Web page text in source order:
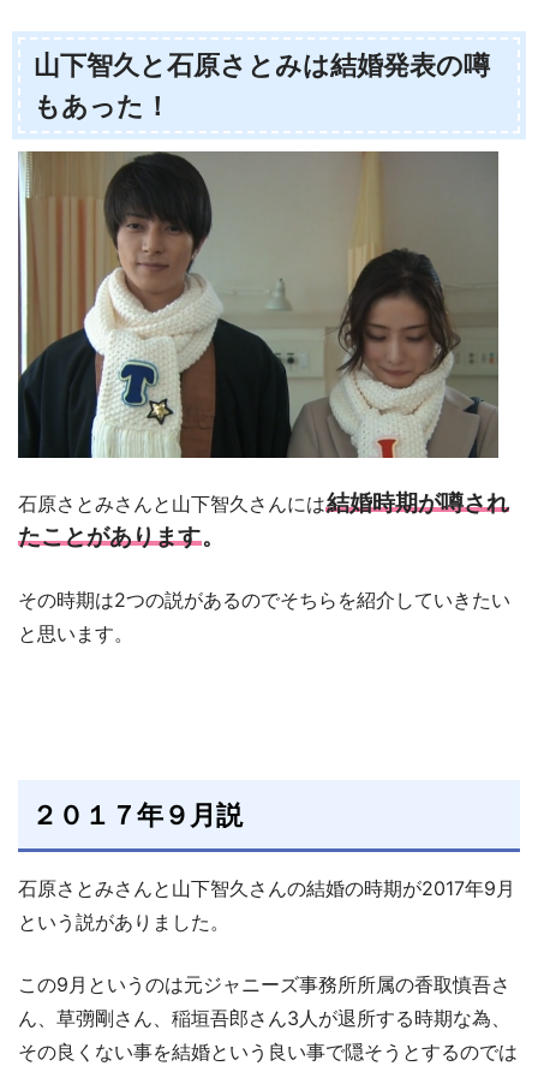
山下智久と石原さとみは結婚発表の噂
もあった！
石原さとみさんと山下智久さんには結婚時期が噂され
たことがあります。
その時期は2つの説があるのでそちらを紹介していきたい
と思います。
２０１７年９月説
石原さとみさんと山下智久さんの結婚の時期が2017年9月
という説がありました。
この9月というのは元ジャニーズ事務所所属の香取慎吾さ
ん、草彅剛さん、稲垣吾郎さん3人が退所する時期な為、
その良くない事を結婚という良い事で隠そうとするのでは